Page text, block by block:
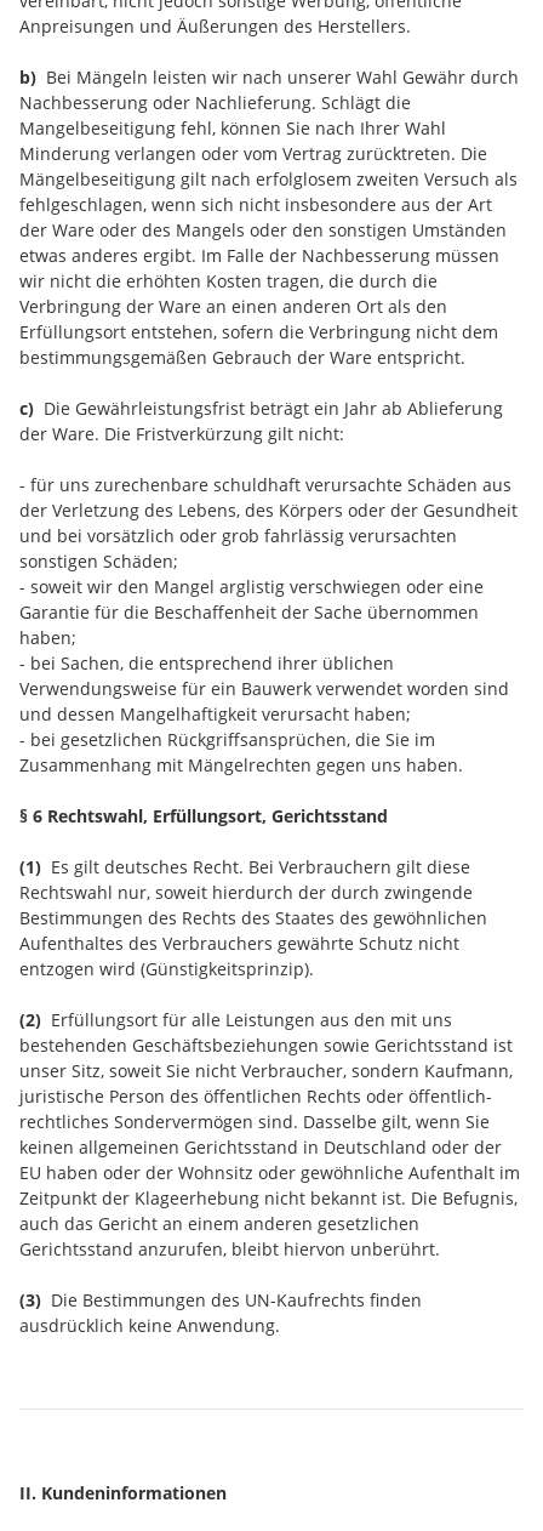
Anpreisungen und Äußerungen des Herstellers.
b) Bei Mängeln leisten wir nach unserer Wahl Gewähr durch
Nachbesserung oder Nachlieferung. Schlägt die
Mangelbeseitigung fehl, können Sie nach Ihrer Wahl
Minderung verlangen oder vom Vertrag zurücktreten. Die
Mängelbeseitigung gilt nach erfolglosem zweiten Versuch als
fehlgeschlagen, wenn sich nicht insbesondere aus der Art
der Ware oder des Mangels oder den sonstigen Umständen
etwas anderes ergibt. Im Falle der Nachbesserung müssen
wir nicht die erhöhten Kosten tragen, die durch die
Verbringung der Ware an einen anderen Ort als den
Erfüllungsort entstehen, sofern die Verbringung nicht dem
bestimmungsgemäßen Gebrauch der Ware entspricht.
c) Die Gewährleistungsfrist beträgt ein Jahr ab Ablieferung
der Ware. Die Fristverkürzung gilt nicht:
- für uns zurechenbare schuldhaft verursachte Schäden aus
der Verletzung des Lebens, des Körpers oder der Gesundheit
und bei vorsätzlich oder grob fahrlässig verursachten
sonstigen Schäden;
- soweit wir den Mangel arglistig verschwiegen oder eine
Garantie für die Beschaffenheit der Sache übernommen
haben;
- bei Sachen, die entsprechend ihrer üblichen
Verwendungsweise für ein Bauwerk verwendet worden sind
und dessen Mangelhaftigkeit verursacht haben;
- bei gesetzlichen Rückgriffsansprüchen, die Sie im
Zusammenhang mit Mängelrechten gegen uns haben.
§ 6 Rechtswahl, Erfüllungsort, Gerichtsstand
(1) Es gilt deutsches Recht. Bei Verbrauchern gilt diese
Rechtswahl nur, soweit hierdurch der durch zwingende
Bestimmungen des Rechts des Staates des gewöhnlichen
Aufenthaltes des Verbrauchers gewährte Schutz nicht
entzogen wird (Günstigkeitsprinzip).
(2) Erfüllungsort für alle Leistungen aus den mit uns
bestehenden Geschäftsbeziehungen sowie Gerichtsstand ist
unser Sitz, soweit Sie nicht Verbraucher, sondern Kaufmann,
juristische Person des öffentlichen Rechts oder öffentlich-
rechtliches Sondervermögen sind. Dasselbe gilt, wenn Sie
keinen allgemeinen Gerichtsstand in Deutschland oder der
EU haben oder der Wohnsitz oder gewöhnliche Aufenthalt im
Zeitpunkt der Klageerhebung nicht bekannt ist. Die Befugnis,
auch das Gericht an einem anderen gesetzlichen
Gerichtsstand anzurufen, bleibt hiervon unberührt.
(3) Die Bestimmungen des UN-Kaufrechts finden
ausdrücklich keine Anwendung.
II. Kundeninformationen